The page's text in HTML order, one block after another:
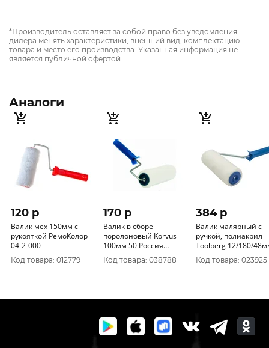
*Производитель оставляет за собой право без уведомления
дилера менять характеристики, внешний вид, комплектацию
товара и место его производства. Указанная информация не
является публичной офертой
Аналоги
120 p
Валик мех 150мм с
рукояткой РемоКолор
04-2-000
Код товара: 012779
170 p
Валик в сборе
поролоновый Korvus
100мм 50 Россия
0306110
Код товара: 038788
384 p
Валик малярный с
ручкой, полиакрил
Toolberg 12/180/
0312091
Код товара: 023925